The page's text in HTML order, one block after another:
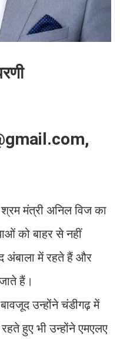
मंत्री अनिल विज का
को बाहर से नहीं
में रहते हैं और
हैं।
उन्होंने चंडीगढ़ में
हुए भी उन्होंने एमएलए